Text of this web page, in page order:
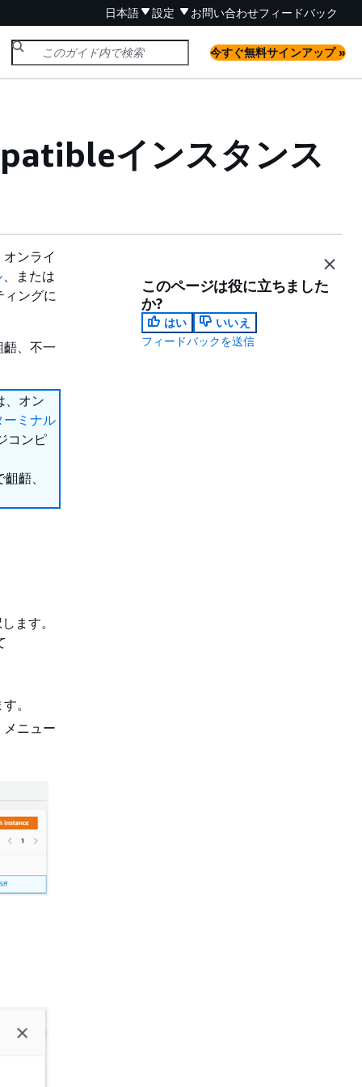
日本語 設定 お問い合わせフィードバック
今すぐ無料サインアップ »
インスタンス
ンライ
、または
ィングに
、不一
、オン
ーミナル
コンピ
齬、
ます。
。
メニュー
このページは役に立ちました
か?
はい
いいえ
フィードバックを送信